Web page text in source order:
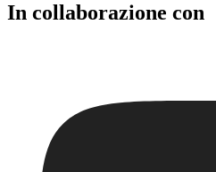
In collaborazione con